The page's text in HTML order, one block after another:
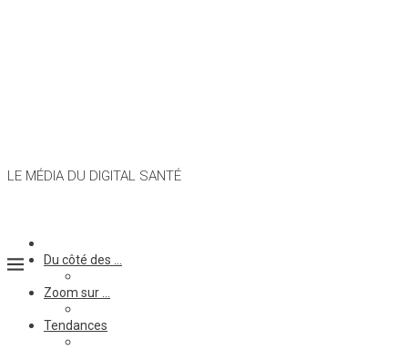
LE MÉDIA DU DIGITAL SANTÉ
Du côté des …
Zoom sur …
Tendances